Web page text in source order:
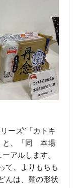
ーズ”「カトキ
と、「同 本場
アルします。
て、よりもちも
んは、麺の形状